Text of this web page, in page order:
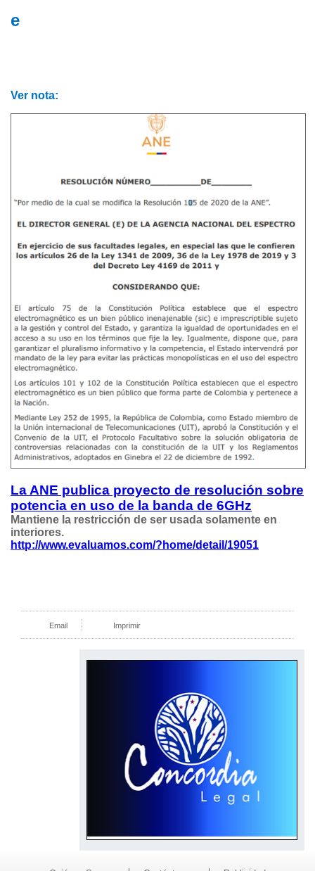
e
Ver nota:
La ANE publica proyecto de resolución sobre
potencia en uso de la banda de 6GHz
Mantiene la restricción de ser usada solamente en
interiores.
http://www.evaluamos.com/?home/detail/19051
Email Imprimir